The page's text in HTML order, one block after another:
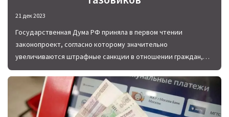
21 дек 2023
Государственная Дума РФ приняла в первом чтении
законопроект, согласно которому значительно
увеличиваются штрафные санкции в отношении граждан,
препятствующих доступ специалистов из газовой службы в
квартиру или частный дом.